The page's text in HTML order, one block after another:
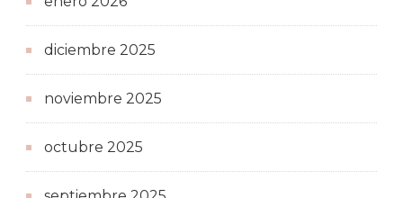
diciembre 2025
noviembre 2025
octubre 2025